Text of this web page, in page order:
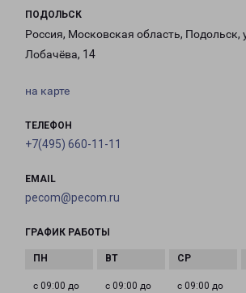
ПОДОЛЬСК
Россия, Московская область, Подольск,
Лобачёва, 14
на карте
ТЕЛЕФОН
+7(495) 660-11-11
EMAIL
pecom@pecom.ru
ГРАФИК РАБОТЫ
с 09:00 до
с 09:00 до
с 09:00 до